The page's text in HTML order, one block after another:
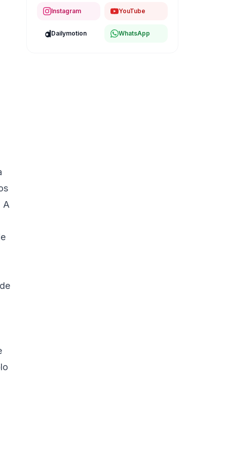
A
Instagram YouTube
Dailymotion WhatsApp